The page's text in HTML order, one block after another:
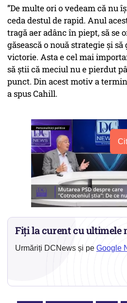
”De multe ori o vedeam că nu
ceda destul de rapid. Anul
tragă aer adânc în piept, să se
găsească o nouă strategie și să
victorie. Asta e cel mai
să știi că meciul nu e pierdut
punct. Din acest motiv a
a spus Cahill.
Fiți la curent cu ultimele
Urmăriți DCNews și pe Google